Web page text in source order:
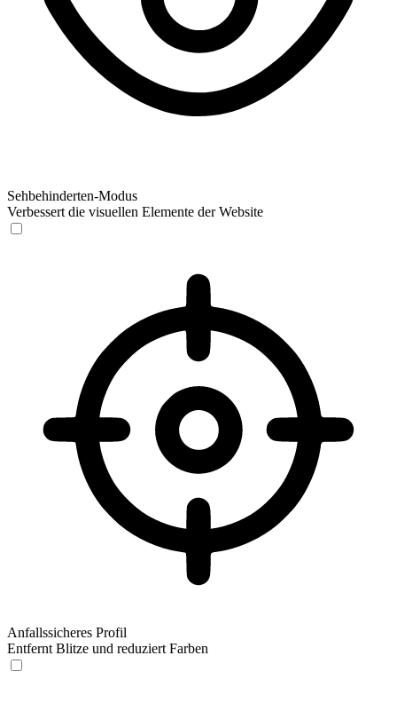
Sehbehinderten-Modus
Verbessert die visuellen Elemente der Website
Anfallssicheres Profil
Entfernt Blitze und reduziert Farben